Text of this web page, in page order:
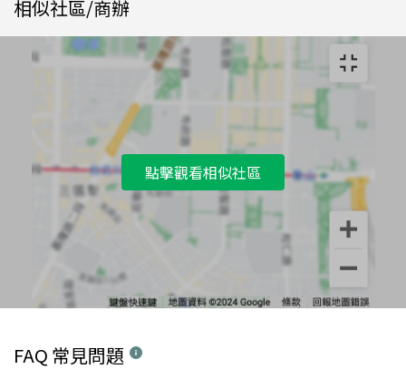
相似社區/商辦
點擊觀看相似社區
FAQ 常見問題